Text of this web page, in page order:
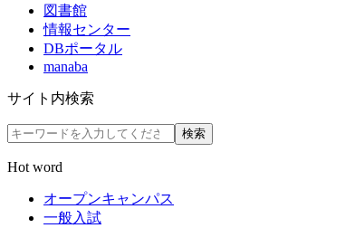
図書館
情報センター
DBポータル
manaba
サイト内検索
検索
Hot word
オープンキャンパス
一般入試